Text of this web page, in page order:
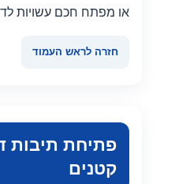
או מפתח חכם עשויות
חזרה לראש העמוד
פתיחת תיבות
קטנים